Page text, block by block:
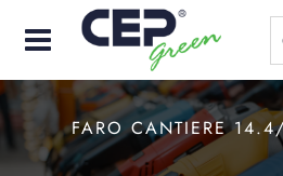
Open
FARO CANTIERE